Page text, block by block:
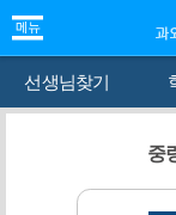
선생님찾기
중